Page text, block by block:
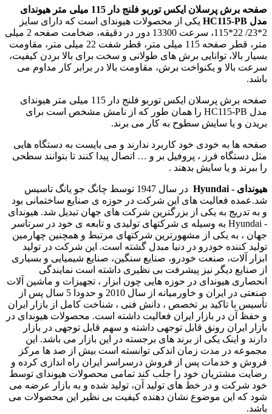
صفحه برش پرسلان ایکس توربو فلنج دار 115 میلی متر هیوندای
مدل HC115-PB
یکی از محصولات هیوندای است که دارای سایز
2*23/ 22*115، سرعت 13300 دور در دقیقه، ضخامت صفحه 2 میلی
متر، قطر صفحه 115 میلی متر، قطر شفت 22 میلی متر، مقاومت
بسیار بالا، توانایی برش های طولانی و سخت برای بالا بردن کیفیت،
سرعت بالا و یکنواخت برش، مقاومت بالا در برابر کار مداوم می
باشد.
صفحه برش پرسلان ایکس توربو فلنج دار 115 میلی متر هیوندای
مدل HC115-PB را همان طور که از نامش مشخص است برای
بریدن و یا سایش سطوح به کار می برند.
صفحه ها به خودی خود کاربرد ندارند و می بایست به دستگاه هایی
مثل دستگاه فرز ، پروفیل بر و … اتصال پیدا کنند تا بتوانند سطحی
را ببرند و یا سایش بدهند .
هیوندای - Hyundai
در سال 1947 توسط چانگ جو یانگ تاسیس
شد.عمده فعالیت های این شرکت در حوزه ی صنایع ساختمانی بود
و به تدریج به یکی از بزرگترین شرکت های جهان تبدیل شد. هیوندای
- Hyundai به وسیله ی شرکتهای تولیدی و تابعه ی خود در سرتاسر
جهان ، به یکی از مشهورترین شرکتهای مرتبط و همچنین چهارمین
تولید کننده خودرو در دنیا مبدل گشته است. این شرکت در تولید
ابزار آلات، صنعت خودرو، صنایع سنگین، صنایع شیمیایی و بسیاری
از صنایع دیگر نیز پیشرفت بی نظیری داشته است نمایندگی
انحصاری هیوندای در حوزه هایی چون ابزار ، تجهیزات و ماشین آلات
صنعتی در ایران و خاورمیانه از سال 2010 و حدودا 5 سال پس از
تأسیس با تاکید بر تخصص ، دانش فنی ، شناخت کامل از بازار ایران
و حفظ آن در بازار ایران فعالیت داشته است. محصولات هیوندای در
بازار ایران رونق قابل توجهی داشته و سهم قابل توجهی در بازار
دارند و اینک یکی از برند های برجسته در این بازار می باشد. این
مجموعه در مدت زمان اندکی توانسته است بیش از صد ها مرکز
فروش و خدمات پس از فروش درسراسر ایران راه اندازی کرده و
رضایت مشتریان خود را جلب کند تمامی محصولات هیوندای توسط
خود شرکت و در خط های تولید آن، تولید شده و به بازار عرضه می
شود که این موضوع نشان دهنده کیفیت بی نظیر این محصولات می
باشد.